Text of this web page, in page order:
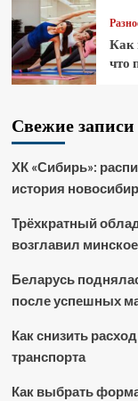
Как
что
Свежие записи
ХК «Сибирь»:
история
Трёхкратный
возглавил
Беларусь
после успешных
Как снизить
транспорта
Как выбрать